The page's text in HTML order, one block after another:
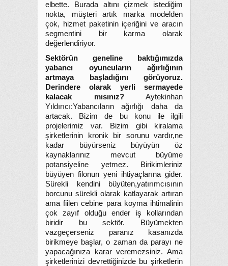
elbette. Burada altını çizmek istediğim
nokta, müşteri artık marka modelden
çok, hizmet paketinin içeriğini ve aracın
segmentini bir karma olarak
değerlendiriyor.
Sektörün geneline baktığımızda
yabancı oyuncuların ağırlığının
artmaya başladığını görüyoruz.
Derindere olarak yerli sermayede
kalacak mısınız?Aytekinhan
Yıldırıcı:Yabancıların ağırlığı daha da
artacak. Bizim de bu konu ile ilgili
projelerimiz var. Bizim gibi kiralama
şirketlerinin kronik bir sorunu vardır,ne
kadar büyürseniz büyüyün öz
kaynaklarınız mevcut büyüme
potansiyeline yetmez. Birikimleriniz
büyüyen filonun yeni ihtiyaçlarına gider.
Sürekli kendini büyüten,yatırımcısının
borcunu sürekli olarak katlayarak artıran
ama fiilen cebine para koyma ihtimalinin
çok zayıf olduğu ender iş kollarından
biridir bu sektör. Büyümekten
vazgeçerseniz paranız kasanızda
birikmeye başlar, o zaman da parayı ne
yapacağınıza karar veremezsiniz. Ama
şirketlerinizi devrettiğinizde bu şirketlerin